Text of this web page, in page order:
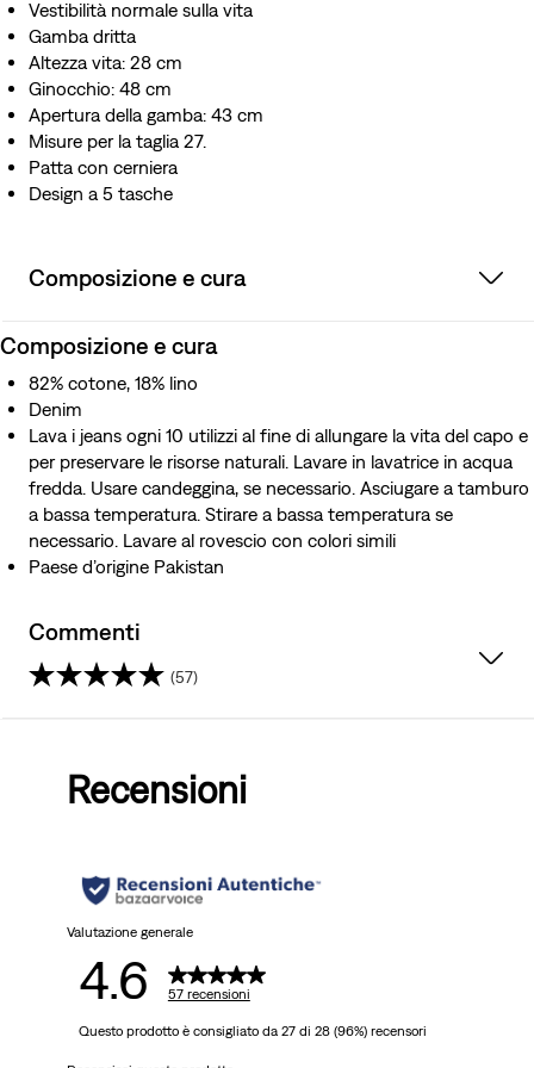
Vestibilità normale sulla vita
Gamba dritta
Altezza vita: 28 cm
Ginocchio: 48 cm
Apertura della gamba: 43 cm
Misure per la taglia 27.
Patta con cerniera
Design a 5 tasche
Composizione e cura
Composizione e cura
82% cotone, 18% lino
Denim
Lava i jeans ogni 10 utilizzi al fine di allungare la vita del capo e
per preservare le risorse naturali. Lavare in lavatrice in acqua
fredda. Usare candeggina, se necessario. Asciugare a tamburo
a bassa temperatura. Stirare a bassa temperatura se
necessario. Lavare al rovescio con colori simili
Paese d’origine Pakistan
Commenti
(57)
recensioni
Recensioni
Valutazione generale
4.6 57 recensioni
Questo prodotto è consigliato da 27 di 28 (96%) recensori